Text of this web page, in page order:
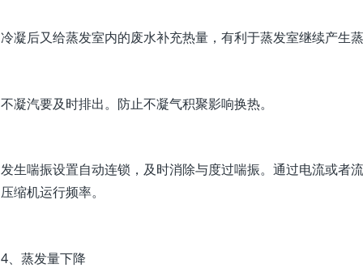
冷凝后又给蒸发室内的废水补充热量，有利于蒸发室继续产生蒸
不凝汽要及时排出。防止不凝气积聚影响换热。
发生喘振设置自动连锁，及时消除与度过喘振。通过电流或者
压缩机运行频率。
4、蒸发量下降